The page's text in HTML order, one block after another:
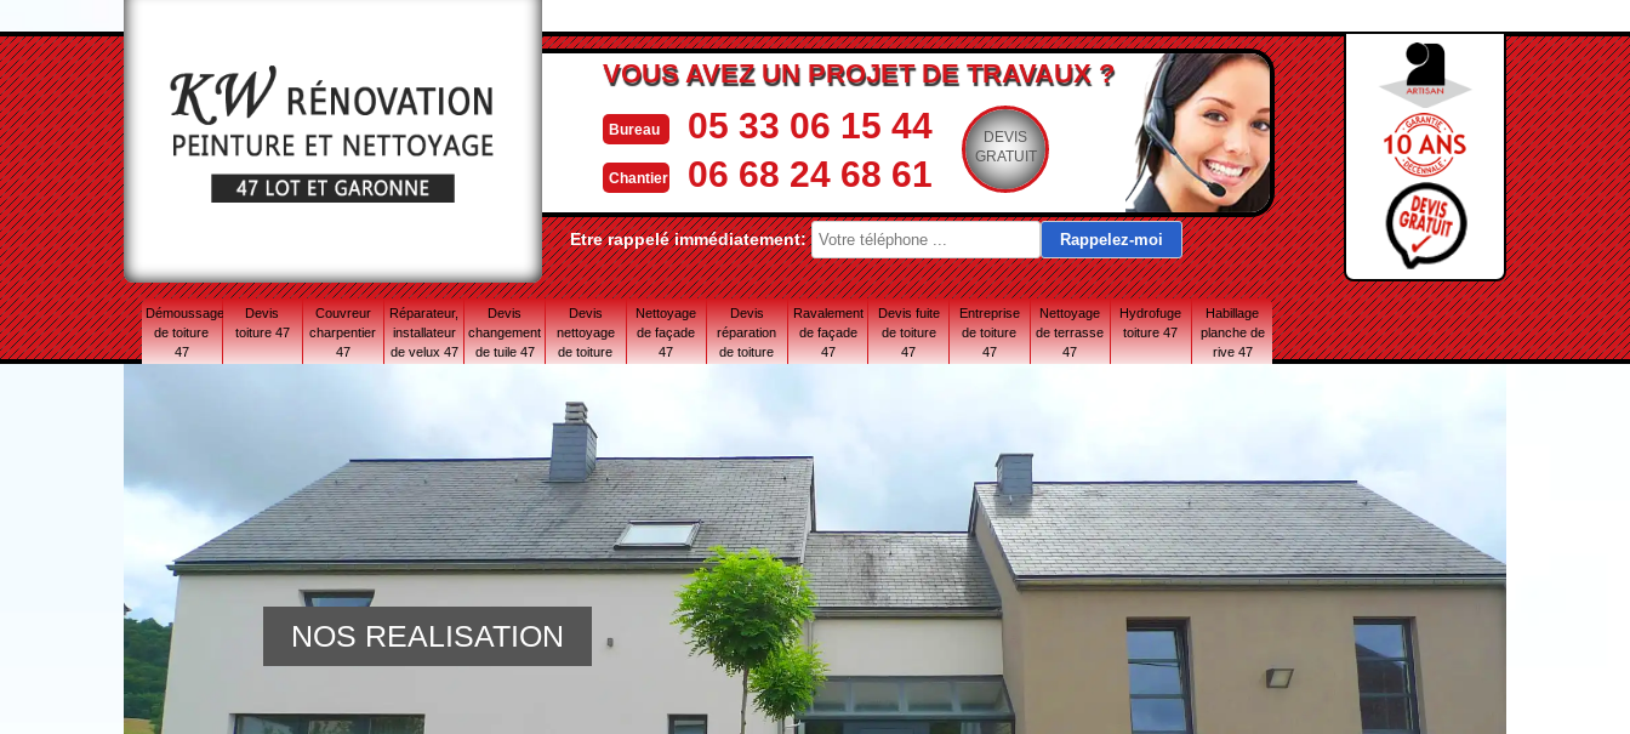
VOUS AVEZ UN PROJET DE TRAVAUX ?
Bureau 05 33 06 15 44
Chantier 06 68 24 68 61
DEVIS
GRATUIT
Etre rappelé immédiatement:
Démoussage
de toiture
47
Devis
toiture 47
Couvreur
charpentier
47
Réparateur,
installateur
de velux 47
Devis
changement
de tuile 47
Devis
nettoyage
de toiture
Nettoyage
de façade
47
Devis
réparation
de toiture
Ravalement
de façade
47
Devis fuite
de toiture
47
Entreprise
de toiture
47
Nettoyage
de terrasse
47
Hydrofuge
toiture 47
Habillage
planche de
rive 47
NOS REALISATION